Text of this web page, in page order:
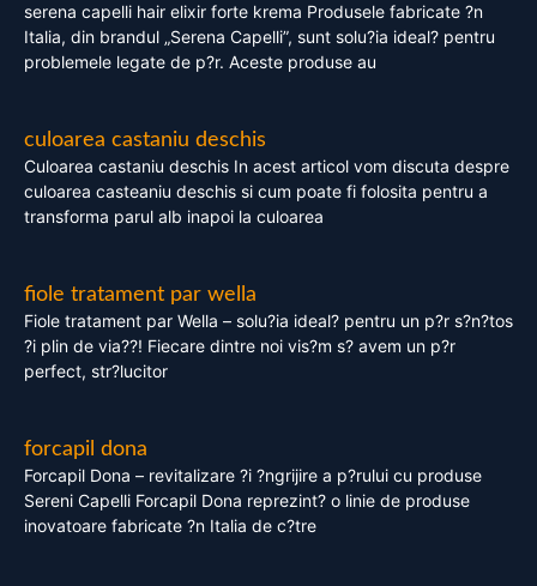
serena capelli hair elixir forte krema Produsele fabricate ?n
Italia, din brandul „Serena Capelli”, sunt solu?ia ideal? pentru
problemele legate de p?r. Aceste produse au
culoarea castaniu deschis
Culoarea castaniu deschis In acest articol vom discuta despre
culoarea casteaniu deschis si cum poate fi folosita pentru a
transforma parul alb inapoi la culoarea
fiole tratament par wella
Fiole tratament par Wella – solu?ia ideal? pentru un p?r s?n?tos
?i plin de via??! Fiecare dintre noi vis?m s? avem un p?r
perfect, str?lucitor
forcapil dona
Forcapil Dona – revitalizare ?i ?ngrijire a p?rului cu produse
Sereni Capelli Forcapil Dona reprezint? o linie de produse
inovatoare fabricate ?n Italia de c?tre